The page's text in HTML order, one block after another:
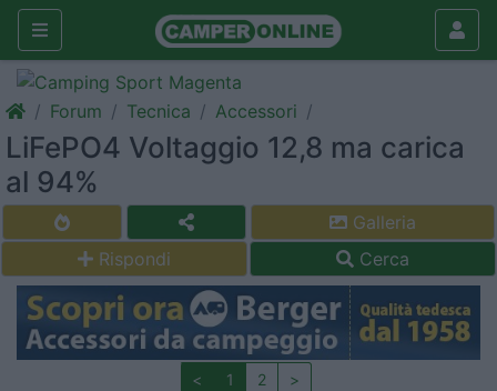
Forum Tecnica Accessori
LiFePO4 Voltaggio 12,8 ma carica
al 94%
Galleria
Rispondi
Cerca
< 1 2 >